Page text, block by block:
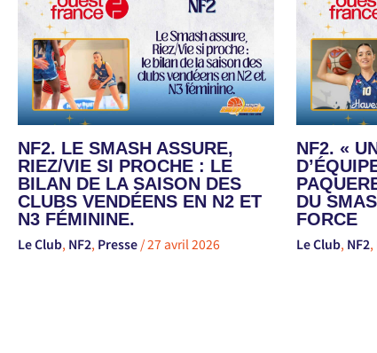
NF2. LE SMASH ASSURE,
RIEZ/VIE SI PROCHE : LE
BILAN DE LA SAISON DES
CLUBS VENDÉENS EN N2 ET
N3 FÉMININE.
Le Club, NF2, Presse /27 avril 2026
NF2. «
DU
FORCE
Le Club, NF2,